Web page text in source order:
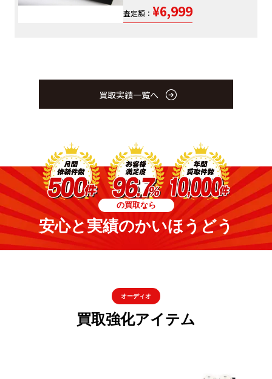
査定額： ¥6,999
買取実績一覧へ
の買取なら
安心と実績のかいほうどう
オーディオ
買取強化アイテム